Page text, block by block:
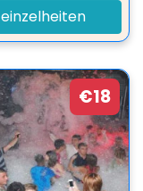
einzelheiten
€18